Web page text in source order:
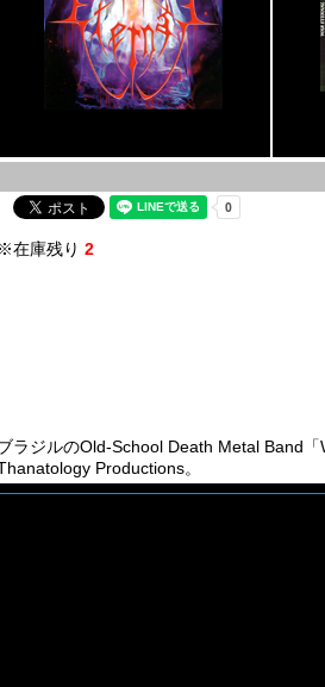
※在庫残り 2
ラジルのOld-School Death Metal Band
Productions。